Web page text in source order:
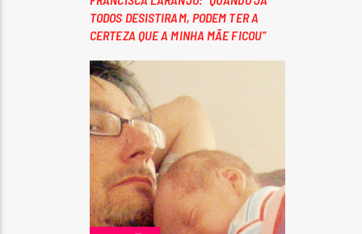
TODOS DESISTIRAM, PODEM TER A
CERTEZA QUE A MINHA MÃE FICOU”